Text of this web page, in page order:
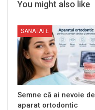
You might also like
SANATATE
Semne că ai nevoie de
aparat ortodontic